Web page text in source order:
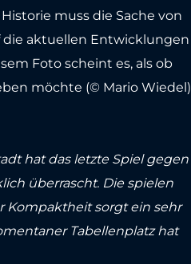
muss die Sache von
die aktuellen Entwicklungen
Foto scheint es, als ob
möchte (© Mario Wiedel)
hat das letzte Spiel gegen
überrascht. Die spielen
Kompaktheit sorgt ein sehr
Tabellenplatz hat